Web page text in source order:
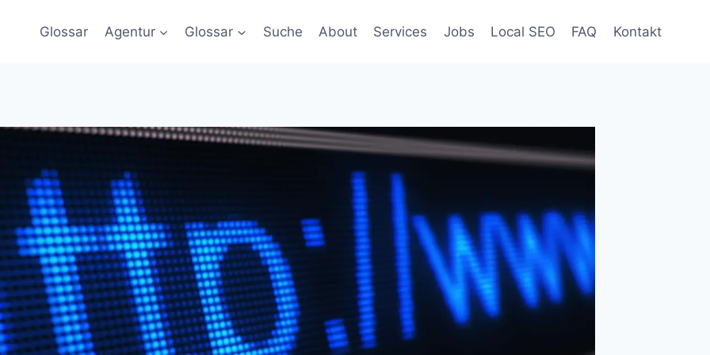
Glossar Agentur Glossar Suche About Services Jobs Local SEO FAQ Kontakt